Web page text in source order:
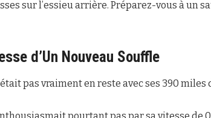
sur l’essieu arrière. Préparez-vous à un
d’Un Nouveau Souffle
pas vraiment en reste avec ses 390